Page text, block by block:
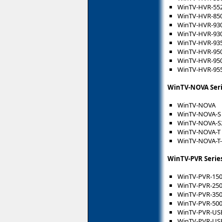
WinTV-HVR-
WinTV-HVR-
WinTV-HVR-
WinTV-HVR-
WinTV-HVR-
WinTV-HVR-
WinTV-HVR-
WinTV-HVR-
WinTV-NOVA
WinTV-NOVA
WinTV-NOVA-S
WinTV-NOVA-
WinTV-NOVA-T
WinTV-NOVA-
WinTV-PVR
WinTV-PVR-150
WinTV-PVR-250
WinTV-PVR-350
WinTV-PVR-500
WinTV-PVR-